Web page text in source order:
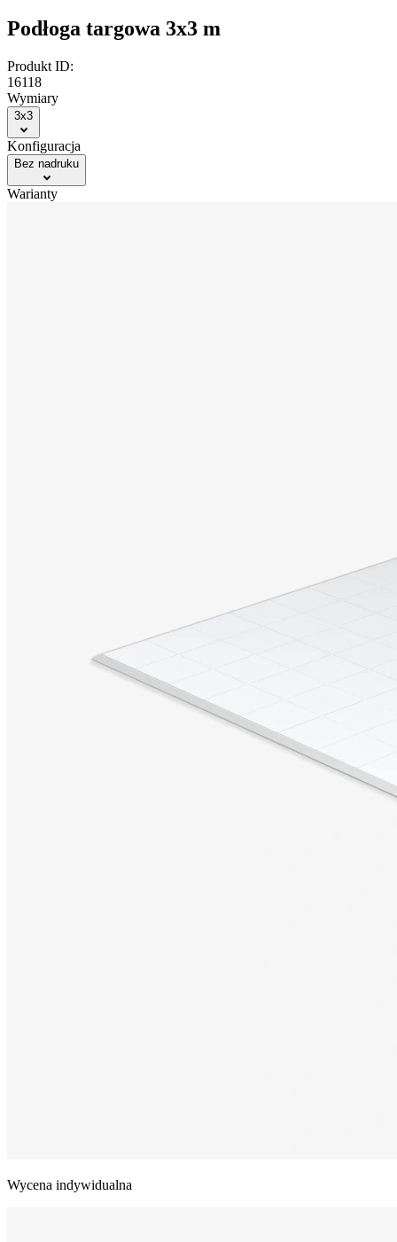
Podłoga targowa 3x3 m
Produkt ID:
16118
Wymiary
3x3
Konfiguracja
Bez nadruku
Warianty
Wycena indywidualna